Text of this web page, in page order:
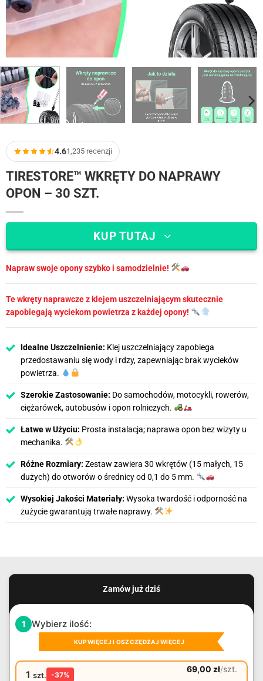
4.61,235 recenzji
TIRESTORE™ WKRĘTY DO NAPRAWY
OPON – 30 SZT.
KUP TUTAJ
Napraw swoje opony szybko i samodzielnie!
Te wkręty naprawcze z klejem uszczelniającym skutecznie
zapobiegają wyciekom powietrza z każdej opony!
Idealne Uszczelnienie: Klej uszczelniający zapobiega
przedostawaniu się wody i rdzy, zapewniając brak wycieków
powietrza.
Szerokie Zastosowanie: Do samochodów, motocykli, rowerów,
ciężarówek, autobusów i opon rolniczych.
Łatwe w Użyciu: Prosta instalacja; naprawa opon bez wizyty u
mechanika.
Różne Rozmiary: Zestaw zawiera 30 wkrętów (15 małych, 15
dużych) do otworów o średnicy od 0,1 do 5 mm.
Wysokiej Jakości Materiały: Wysoka twardość i odporność na
zużycie gwarantują trwałe naprawy.
Zamów już dziś
1 Wybierz ilość:
KUP WIĘCEJ I OSZCZĘDZAJ WIĘCEJ
1 szt. -37%
69,00 zł/szt.